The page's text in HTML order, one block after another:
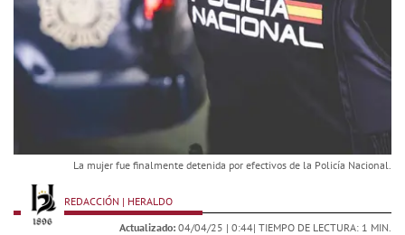
La mujer fue finalmente detenida por efectivos de la Policía Nacional.
REDACCIÓN | HERALDO
Actualizado: 04/04/25 | 0:44| TIEMPO DE LECTURA: 1 MIN.